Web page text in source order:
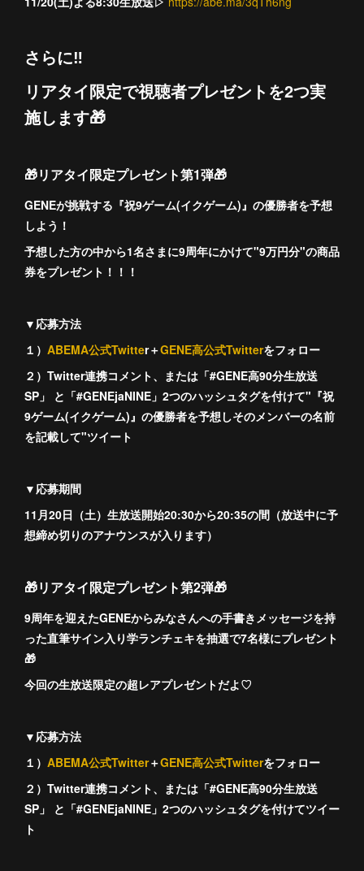
さらに‼️
リアタイ限定で視聴者プレゼントを2つ実
施します🎁
🎁リアタイ限定プレゼント第1弾🎁
GENEが挑戦する『祝9ゲーム(イクゲーム)』の優勝者を予想
しよう！
予想した方の中から1名さまに9周年にかけて"9万円分"の商品
券をプレゼント！！！
▼応募方法
１） ABEMA公式Twitter＋GENE高公式Twitterをフォロー
２）Twitter連携コメント、または「#GENE高90分生放送
SP」 と「#GENEjaNINE」2つのハッシュタグを付けて"『祝
9ゲーム(イクゲーム)』の優勝者を予想しそのメンバーの名前
を記載して"ツイート
▼応募期間
11月20日（土）生放送開始20:30から20:35の間（放送中に予
想締め切りのアナウンスが入ります）
🎁リアタイ限定プレゼント第2弾🎁
9周年を迎えたGENEからみなさんへの手書きメッセージを持
った直筆サイン入り学ランチェキを抽選で7名様にプレゼント
🎁
今回の生放送限定の超レアプレゼントだよ♡
▼応募方法
１） ABEMA公式Twitter＋GENE高公式Twitterをフォロー
２）Twitter連携コメント、または「#GENE高90分生放送
SP」 と「#GENEjaNINE」2つのハッシュタグを付けてツイー
ト